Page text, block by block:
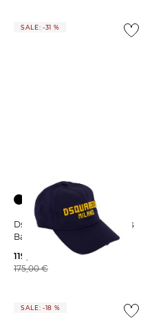
SALE: -31 %
Dsquared2 | Herren Cap aus
Baumwolle
119,99 €
175,00 €
SALE: -18 %